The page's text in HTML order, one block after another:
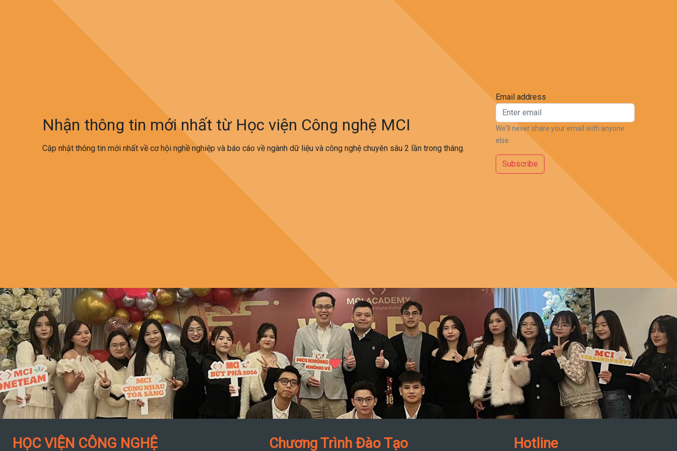
Thời gian: 9h30 - 11h30, Chủ nhật ngày 24/07/2022
Hình thức: Online trên nền tảng Zoom
Nhận thông tin mới nhất từ Học viện Công nghệ MCI
Cập nhật thông tin mới nhất về cơ hội nghề nghiệp và báo cáo về ngành dữ liệu và công nghệ chuyên sâu 2 lần trong tháng.
Email address
We'll never share your email with anyone
else.
Subscribe
HỌC VIỆN CÔNG NGHỆ Chương Trình Đào Tạo Hotline